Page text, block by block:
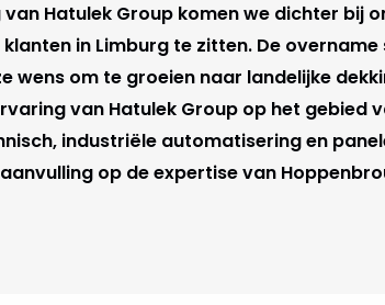
Hatulek Group komen we dichter bij
in Limburg te zitten. De
wens om te groeien naar landelijke
van Hatulek Group op het gebied
industriële automatisering en
op de expertise van